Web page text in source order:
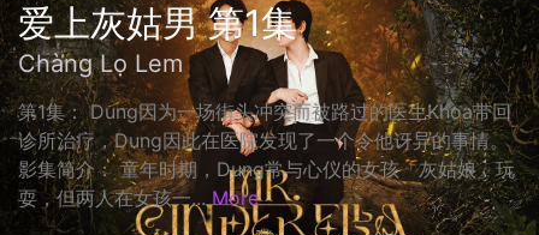
爱上灰姑男 第1集
Chàng Lọ Lem
第1集： Dung因为一场街头冲突而被路过的医生Khoa带回
诊所治疗，Dung因此在医院发现了一个令他讶异的事情。
影集简介： 童年时期，Dung常与心仪的女孩「灰姑娘」玩
耍，但两人在女孩一... More